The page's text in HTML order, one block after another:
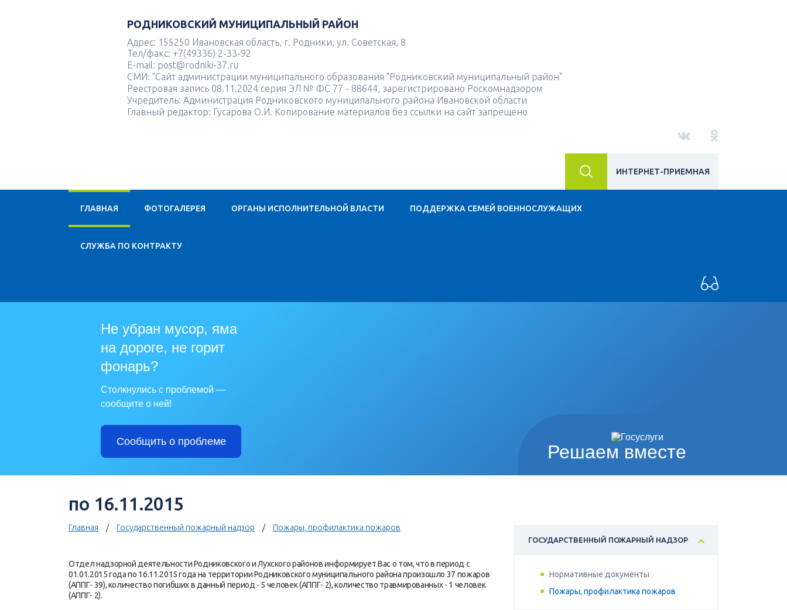
РОДНИКОВСКИЙ МУНИЦИПАЛЬНЫЙ РАЙОН
Адрес: 155250 Ивановская область, г. Родники, ул. Советская, 8
Тел/факс: +7(49336) 2-33-92
E-mail: post@rodniki-37.ru
СМИ: "Сайт администрации муниципального образования "Родниковский муниципальный район"
Реестровая запись 08.11.2024 серия ЭЛ № ФС 77 - 88644, зарегистрировано Роскомнадзором
Учредитель: Администрация Родниковского муниципального района Ивановской области
Главный редактор: Гусарова О.И. Копирование материалов без ссылки на сайт запрещено
ИНТЕРНЕТ-ПРИЕМНАЯ
ГЛАВНАЯ ФОТОГАЛЕРЕЯ ОРГАНЫ ИСПОЛНИТЕЛЬНОЙ ВЛАСТИ ПОДДЕРЖКА СЕМЕЙ ВОЕННОСЛУЖАЩИХ
CЛУЖБА ПО КОНТРАКТУ
Решаем вместе
Не убран мусор, яма
на дороге, не горит
фонарь?
Столкнулись с проблемой —
сообщите о ней!
Сообщить о проблеме
по 16.11.2015
Главная Государственный пожарный надзор Пожары, профилактика пожаров
Отдел надзорной деятельности Родниковского и Лухского районов информирует Вас о том, что в период с
01.01.2015 года по 16.11.2015 года на территории Родниковского муниципального района произошло 37 пожаров
(АППГ- 39), количество погибших в данный период - 5 человек (АППГ- 2), количество травмированных - 1 человек
(АППГ- 2).
ГОСУДАРСТВЕННЫЙ ПОЖАРНЫЙ НАДЗОР
Нормативные документы
Пожары, профилактика пожаров